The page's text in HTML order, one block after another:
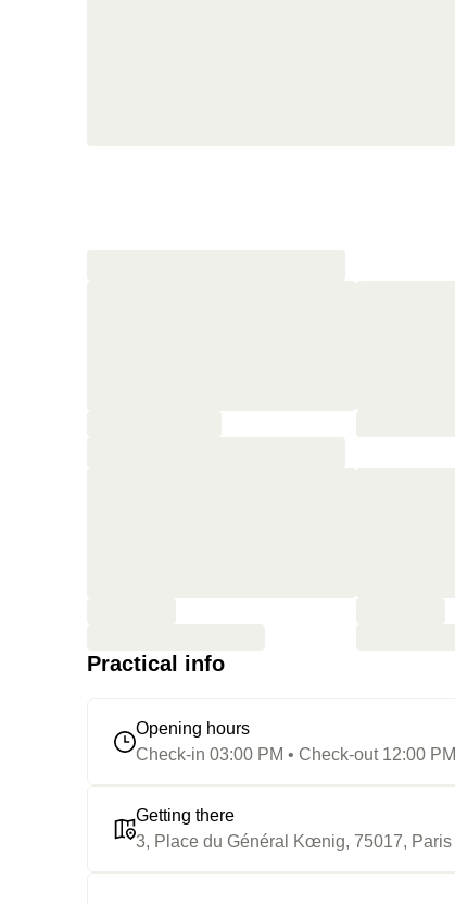
Practical info
Opening hours
Check-in 03:00 PM • Check-out 12:00 PM
Getting there
3, Place du Général Kœnig, 75017, Paris